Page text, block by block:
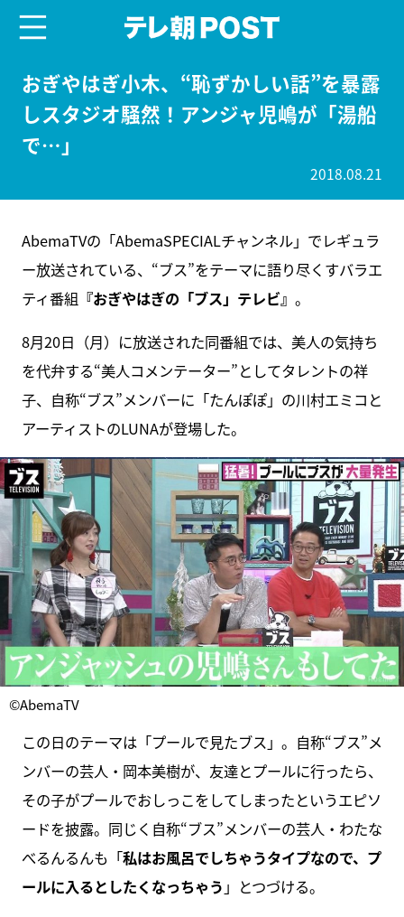
おぎやはぎ小木、“恥ずかしい話”を暴露
しスタジオ騒然！アンジャ児嶋が「湯船
で…」
2018.08.21
AbemaTVの「AbemaSPECIALチャンネル」でレギュラ
ー放送されている、“ブス”をテーマに語り尽くすバラエ
ティ番組 『おぎやはぎの「ブス」テレビ』 。
8月20日（月）に放送された同番組では、美人の気持ち
を代弁する“美人コメンテーター”としてタレントの祥
子、自称“ブス”メンバーに「たんぽぽ」の川村エミコと
アーティストのLUNAが登場した。
©AbemaTV
この日のテーマは「プールで見たブス」。自称“ブス”メ
ンバーの芸人・岡本美樹が、友達とプールに行ったら、
その子がプールでおしっこをしてしまったというエピソ
ードを披露。同じく自称“ブス”メンバーの芸人・わたな
べるんるんも「私はお風呂でしちゃうタイプなので、プ
ールに入るとしたくなっちゃう 」とつづける。